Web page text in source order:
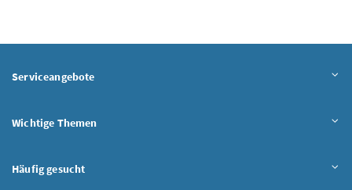
Serviceangebote
Wichtige Themen
Häufig gesucht